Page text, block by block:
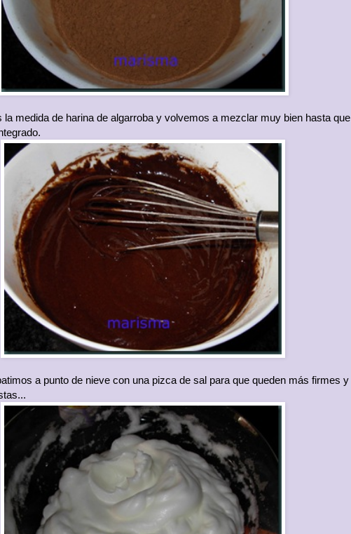
la medida de harina de algarroba y volvemos a mezclar muy bien hasta que
a punto de nieve con una pizca de sal para que queden más firmes y